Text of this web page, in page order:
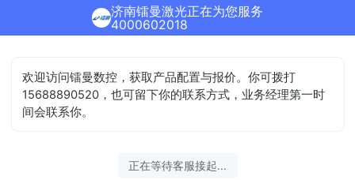
济南镭曼激光正在为您服务
4000602018
欢迎访问镭曼数控，获取产品配置与报价。你可拨打
15688890520，也可留下你的联系方式，业务经理第一时
间会联系你。
正在等待客服接起...